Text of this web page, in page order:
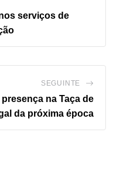
serviços de
SEGUINTE
na Taça de
da próxima época